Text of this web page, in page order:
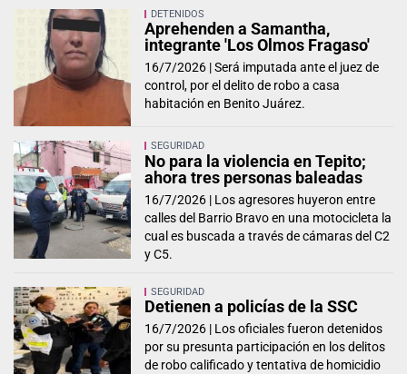
DETENIDOS
Aprehenden a Samantha,
integrante 'Los Olmos Fragaso'
16/7/2026 |Será imputada ante el juez de
control, por el delito de robo a casa
habitación en Benito Juárez.
SEGURIDAD
No para la violencia en Tepito;
ahora tres personas baleadas
16/7/2026 | Los agresores huyeron entre
calles del Barrio Bravo en una motocicleta la
cual es buscada a través de cámaras del C2
y C5.
SEGURIDAD
Detienen a policías de la SSC
16/7/2026 | Los oficiales fueron detenidos
por su presunta participación en los delitos
de robo calificado y tentativa de homicidio